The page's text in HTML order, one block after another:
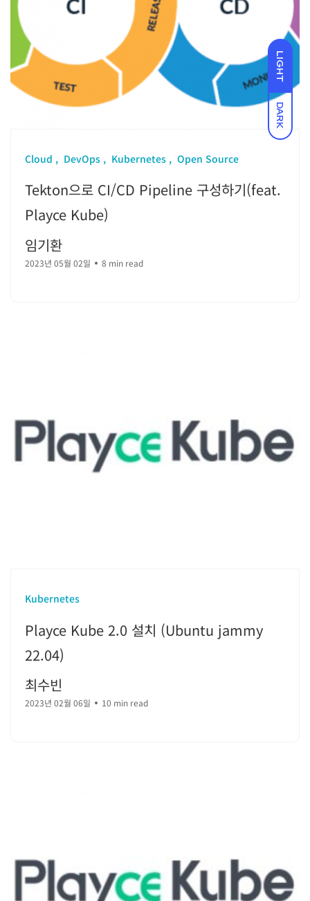
LIGHT
DARK
Cloud DevOps Kubernetes Open Source
Tekton으로 CI/CD Pipeline 구성하기(feat.
Playce Kube)
임기환
2023년 05월 02일 8 min read
Kubernetes
Playce Kube 2.0 설치 (Ubuntu jammy
22.04)
최수빈
2023년 02월 06일 10 min read